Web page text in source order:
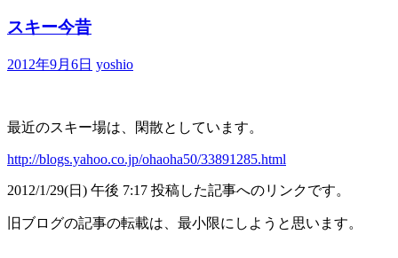
スキー今昔
2012年9月6日 yoshio
最近のスキー場は、閑散としています。
http://blogs.yahoo.co.jp/ohaoha50/33891285.html
2012/1/29(日) 午後 7:17 投稿した記事へのリンクです。
旧ブログの記事の転載は、最小限にしようと思います。